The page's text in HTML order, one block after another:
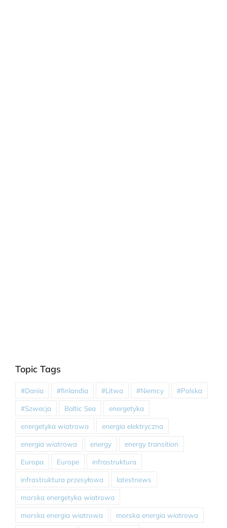
Topic Tags
#Dania #finlandia #Litwa #Niemcy #Polska
#Szwecja Baltic Sea energetyka
energetyka wiatrowa energia elektryczna
energia wiatrowa energy energy transition
Europa Europe infrastruktura
infrastruktura przesyłowa latestnews
morska energetyka wiatrowa
morska energia wiatrowa morska energia wiatrowa